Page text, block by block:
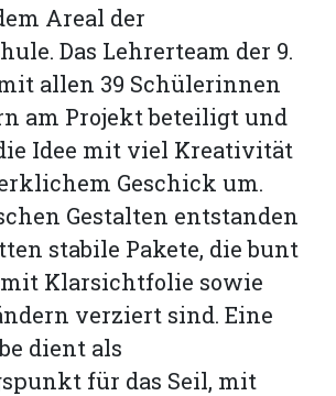
Areal der
Das Lehrerteam der 9.
allen 39 Schülerinnen
am Projekt beteiligt und
Idee mit viel Kreativität
Geschick um.
Gestalten entstanden
stabile Pakete, die bunt
Klarsichtfolie sowie
verziert sind. Eine
dient als
für das Seil, mit